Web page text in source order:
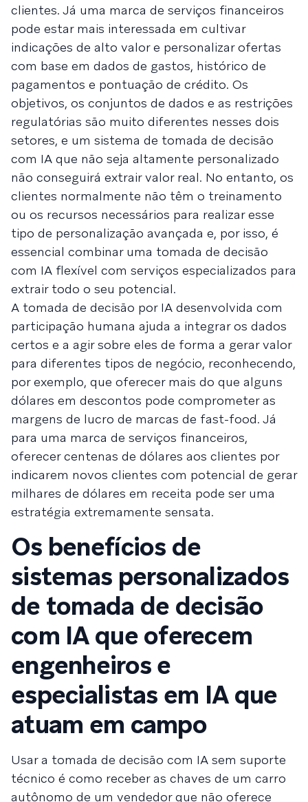
clientes. Já uma marca de serviços financeiros
pode estar mais interessada em cultivar
indicações de alto valor e personalizar ofertas
com base em dados de gastos, histórico de
pagamentos e pontuação de crédito. Os
objetivos, os conjuntos de dados e as restrições
regulatórias são muito diferentes nesses dois
setores, e um sistema de tomada de decisão
com IA que não seja altamente personalizado
não conseguirá extrair valor real. No entanto, os
clientes normalmente não têm o treinamento
ou os recursos necessários para realizar esse
tipo de personalização avançada e, por isso, é
essencial combinar uma tomada de decisão
com IA flexível com serviços especializados para
extrair todo o seu potencial.
A tomada de decisão por IA desenvolvida com
participação humana ajuda a integrar os dados
certos e a agir sobre eles de forma a gerar valor
para diferentes tipos de negócio, reconhecendo,
por exemplo, que oferecer mais do que alguns
dólares em descontos pode comprometer as
margens de lucro de marcas de fast-food. Já
para uma marca de serviços financeiros,
oferecer centenas de dólares aos clientes por
indicarem novos clientes com potencial de gerar
milhares de dólares em receita pode ser uma
estratégia extremamente sensata.
Os benefícios de
sistemas personalizados
de tomada de decisão
com IA que oferecem
engenheiros e
especialistas em IA que
atuam em campo
Usar a tomada de decisão com IA sem suporte
técnico é como receber as chaves de um carro
autônomo de um vendedor que não oferece